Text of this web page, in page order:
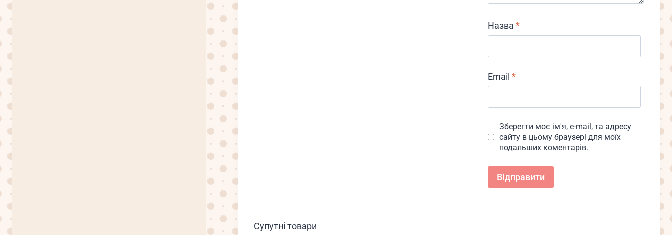
Назва *
Email *
Зберегти моє ім'я, e-mail, та адресу
сайту в цьому браузері для моїх
подальших коментарів.
Супутні товари